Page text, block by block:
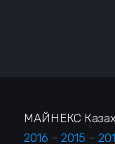
МАЙНЕКС
2016 – 2015 –